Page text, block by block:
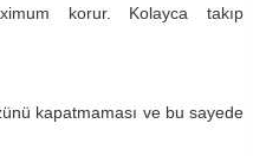
korur. Kolayca takıp
kapatmaması ve bu sayede